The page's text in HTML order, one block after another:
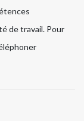
de travail. Pour